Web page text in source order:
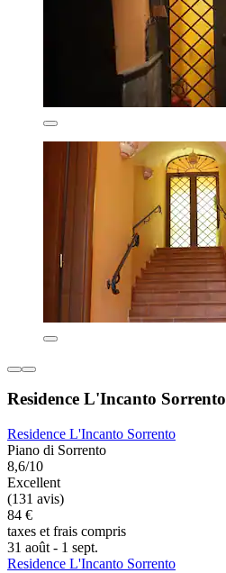
Residence L'Incanto Sorrento
Residence L'Incanto Sorrento
Piano di Sorrento
8,6/10
Excellent
(131 avis)
84 €
taxes et frais compris
31 août - 1 sept.
Residence L'Incanto Sorrento